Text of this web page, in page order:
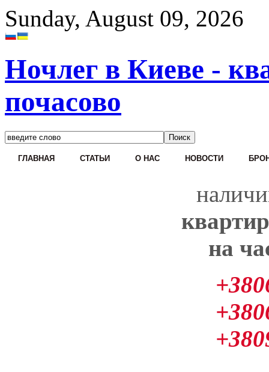
Sunday, August 09, 2026
Ночлег в Киеве -
почасово
ГЛАВНАЯ СТАТЬИ О НАС НОВОСТИ
на